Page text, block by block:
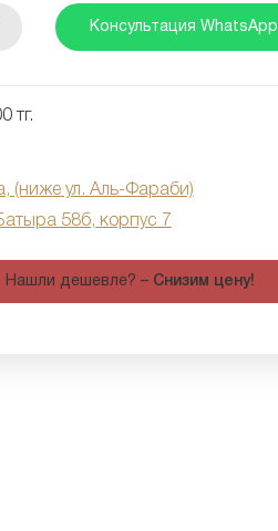
Консультация WhatsApp
тг.
(ниже ул. Аль-Фараби)
58б, корпус 7
Нашли дешевле? – Снизим цену!